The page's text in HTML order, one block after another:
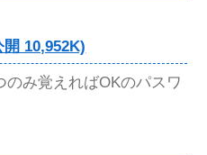
10,952K)
み覚えればOKのパスワ